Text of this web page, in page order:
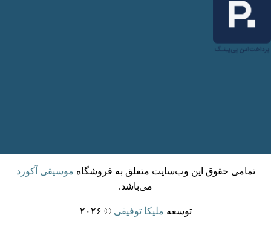
تمامی حقوق این وب‌سایت متعلق به فروشگاهموسیقی آکورد
می‌باشد.
توسعهملیکا توفیقی © ۲۰۲۶